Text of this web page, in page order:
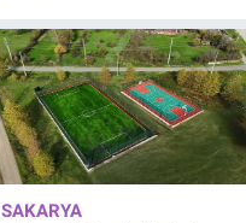
SAKARYA